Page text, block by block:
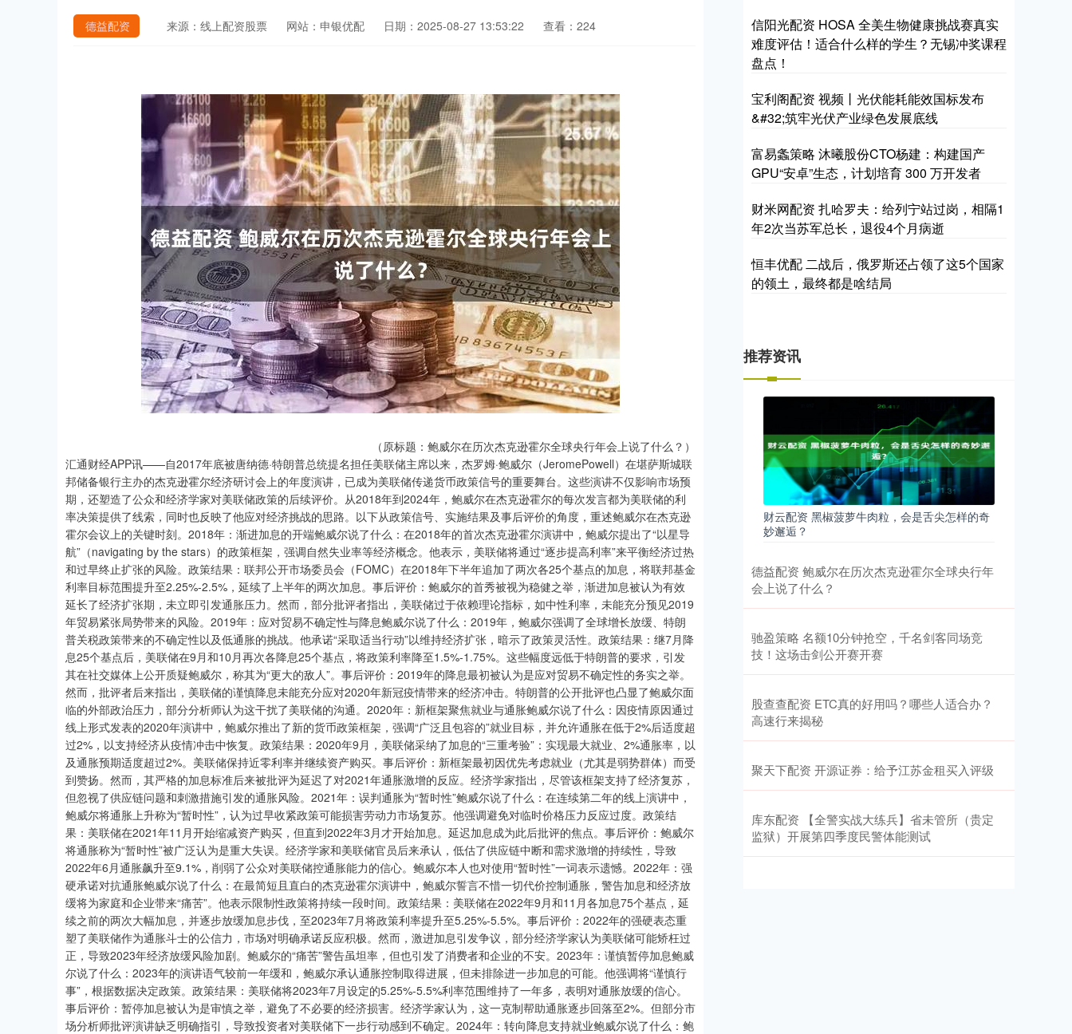
德益配资 来源：线上配资股票 网站：申银优配 日期：2025-08-27 13:53:22 查看：224
（原标题：鲍威尔在历次杰克逊霍尔全球央行年会上说了什么？）
汇通财经APP讯——自2017年底被唐纳德·特朗普总统提名担任美联储主席以来，杰罗姆·鲍威尔（JeromePowell）在堪萨斯城联
邦储备银行主办的杰克逊霍尔经济研讨会上的年度演讲，已成为美联储传递货币政策信号的重要舞台。这些演讲不仅影响市场预
期，还塑造了公众和经济学家对美联储政策的后续评价。从2018年到2024年，鲍威尔在杰克逊霍尔的每次发言都为美联储的利
率决策提供了线索，同时也反映了他应对经济挑战的思路。以下从政策信号、实施结果及事后评价的角度，重述鲍威尔在杰克逊
霍尔会议上的关键时刻。2018年：渐进加息的开端鲍威尔说了什么：在2018年的首次杰克逊霍尔演讲中，鲍威尔提出了“以星导
航”（navigating by the stars）的政策框架，强调自然失业率等经济概念。他表示，美联储将通过“逐步提高利率”来平衡经济过热
和过早终止扩张的风险。政策结果：联邦公开市场委员会（FOMC）在2018年下半年追加了两次各25个基点的加息，将联邦基金
利率目标范围提升至2.25%-2.5%，延续了上半年的两次加息。事后评价：鲍威尔的首秀被视为稳健之举，渐进加息被认为有效
延长了经济扩张期，未立即引发通胀压力。然而，部分批评者指出，美联储过于依赖理论指标，如中性利率，未能充分预见2019
年贸易紧张局势带来的风险。2019年：应对贸易不确定性与降息鲍威尔说了什么：2019年，鲍威尔强调了全球增长放缓、特朗
普关税政策带来的不确定性以及低通胀的挑战。他承诺“采取适当行动”以维持经济扩张，暗示了政策灵活性。政策结果：继7月降
息25个基点后，美联储在9月和10月再次各降息25个基点，将政策利率降至1.5%-1.75%。这些幅度远低于特朗普的要求，引发
其在社交媒体上公开质疑鲍威尔，称其为“更大的敌人”。事后评价：2019年的降息最初被认为是应对贸易不确定性的务实之举。
然而，批评者后来指出，美联储的谨慎降息未能充分应对2020年新冠疫情带来的经济冲击。特朗普的公开批评也凸显了鲍威尔面
临的外部政治压力，部分分析师认为这干扰了美联储的沟通。2020年：新框架聚焦就业与通胀鲍威尔说了什么：因疫情原因通过
线上形式发表的2020年演讲中，鲍威尔推出了新的货币政策框架，强调“广泛且包容的”就业目标，并允许通胀在低于2%后适度超
过2%，以支持经济从疫情冲击中恢复。政策结果：2020年9月，美联储采纳了加息的“三重考验”：实现最大就业、2%通胀率，以
及通胀预期适度超过2%。美联储保持近零利率并继续资产购买。事后评价：新框架最初因优先考虑就业（尤其是弱势群体）而受
到赞扬。然而，其严格的加息标准后来被批评为延迟了对2021年通胀激增的反应。经济学家指出，尽管该框架支持了经济复苏，
但忽视了供应链问题和刺激措施引发的通胀风险。2021年：误判通胀为“暂时性”鲍威尔说了什么：在连续第二年的线上演讲中，
鲍威尔将通胀上升称为“暂时性”，认为过早收紧政策可能损害劳动力市场复苏。他强调避免对临时价格压力反应过度。政策结
果：美联储在2021年11月开始缩减资产购买，但直到2022年3月才开始加息。延迟加息成为此后批评的焦点。事后评价：鲍威尔
将通胀称为“暂时性”被广泛认为是重大失误。经济学家和美联储官员后来承认，低估了供应链中断和需求激增的持续性，导致
2022年6月通胀飙升至9.1%，削弱了公众对美联储控通胀能力的信心。鲍威尔本人也对使用“暂时性”一词表示遗憾。2022年：强
硬承诺对抗通胀鲍威尔说了什么：在最简短且直白的杰克逊霍尔演讲中，鲍威尔誓言不惜一切代价控制通胀，警告加息和经济放
缓将为家庭和企业带来“痛苦”。他表示限制性政策将持续一段时间。政策结果：美联储在2022年9月和11月各加息75个基点，延
续之前的两次大幅加息，并逐步放缓加息步伐，至2023年7月将政策利率提升至5.25%-5.5%。事后评价：2022年的强硬表态重
塑了美联储作为通胀斗士的公信力，市场对明确承诺反应积极。然而，激进加息引发争议，部分经济学家认为美联储可能矫枉过
正，导致2023年经济放缓风险加剧。鲍威尔的“痛苦”警告虽坦率，但也引发了消费者和企业的不安。2023年：谨慎暂停加息鲍威
尔说了什么：2023年的演讲语气较前一年缓和，鲍威尔承认通胀控制取得进展，但未排除进一步加息的可能。他强调将“谨慎行
事”，根据数据决定政策。政策结果：美联储将2023年7月设定的5.25%-5.5%利率范围维持了一年多，表明对通胀放缓的信心。
事后评价：暂停加息被认为是审慎之举，避免了不必要的经济损害。经济学家认为，这一克制帮助通胀逐步回落至2%。但部分市
场分析师批评演讲缺乏明确指引，导致投资者对美联储下一步行动感到不确定。2024年：转向降息支持就业鲍威尔说了什么：鲍
信阳光配资 HOSA 全美生物健康挑战赛真实
难度评估！适合什么样的学生？无锡冲奖课程
盘点！
宝利阁配资 视频丨光伏能耗能效国标发布
&#32;筑牢光伏产业绿色发展底线
富易螽策略 沐曦股份CTO杨建：构建国产
GPU“安卓”生态，计划培育 300 万开发者
财米网配资 扎哈罗夫：给列宁站过岗，相隔1
年2次当苏军总长，退役4个月病逝
恒丰优配 二战后，俄罗斯还占领了这5个国家
的领土，最终都是啥结局
推荐资讯
财云配资 黑椒菠萝牛肉粒，会是舌尖怎样的奇
妙邂逅？
德益配资 鲍威尔在历次杰克逊霍尔全球央行年
会上说了什么？
驰盈策略 名额10分钟抢空，千名剑客同场竞
技！这场击剑公开赛开赛
股查查配资 ETC真的好用吗？哪些人适合办？
高速行来揭秘
聚天下配资 开源证券：给予江苏金租买入评级
库东配资 【全警实战大练兵】省未管所（贵定
监狱）开展第四季度民警体能测试